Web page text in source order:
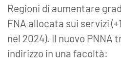
Regioni di aumentare
FNA allocata sui servizi
nel 2024). Il nuovo PNNA
indirizzo in una facoltà: